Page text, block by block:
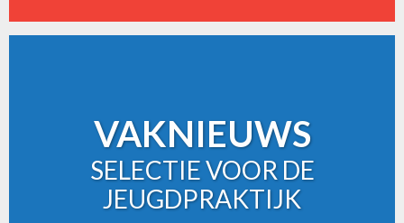
VAKNIEUWS
SELECTIE VOOR DE
JEUGDPRAKTIJK